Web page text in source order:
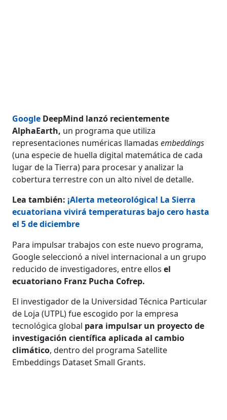
Google DeepMind lanzó recientemente
AlphaEarth, un programa que utiliza
representaciones numéricas llamadasembeddings
(una especie de huella digital matemática de cada
lugar de la Tierra) para procesar y analizar la
cobertura terrestre con un alto nivel de detalle.
Lea también: ¡Alerta meteorológica! La Sierra
ecuatoriana vivirá temperaturas bajo cero hasta
el 5 de diciembre
Para impulsar trabajos con este nuevo programa,
Google seleccionó a nivel internacional a un grupo
reducido de investigadores, entre ellosel
ecuatoriano Franz Pucha Cofrep.
El investigador de la Universidad Técnica Particular
de Loja (UTPL) fue escogido por la empresa
tecnológica global para impulsar un proyecto de
investigación científica aplicada al cambio
climático, dentro del programa Satellite
Embeddings Dataset Small Grants.